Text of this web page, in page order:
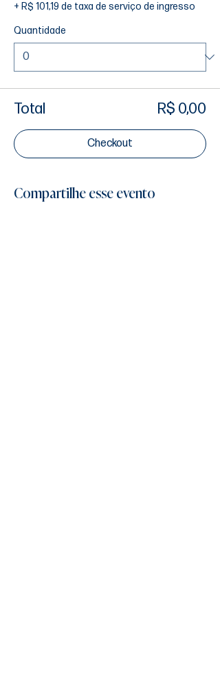
+ R$ 101,19 de taxa de serviço de ingresso
Quantidade
Total R$ 0,00
Checkout
Compartilhe esse evento